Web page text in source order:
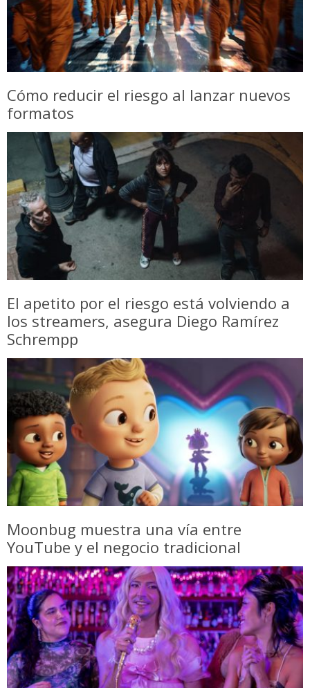
Cómo reducir el riesgo al lanzar nuevos
formatos
El apetito por el riesgo está volviendo a
los streamers, asegura Diego Ramírez
Schrempp
Moonbug muestra una vía entre
YouTube y el negocio tradicional